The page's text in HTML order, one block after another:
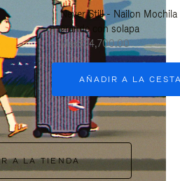
Never Still - Nailon Mochila
grande con solapa
Mex$34,700.00
AÑADIR A LA
A LA TIENDA